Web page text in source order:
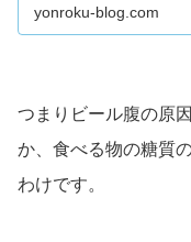
yonroku-blog.com
つまりビール腹の原
か、食べる物の糖質
わけです。